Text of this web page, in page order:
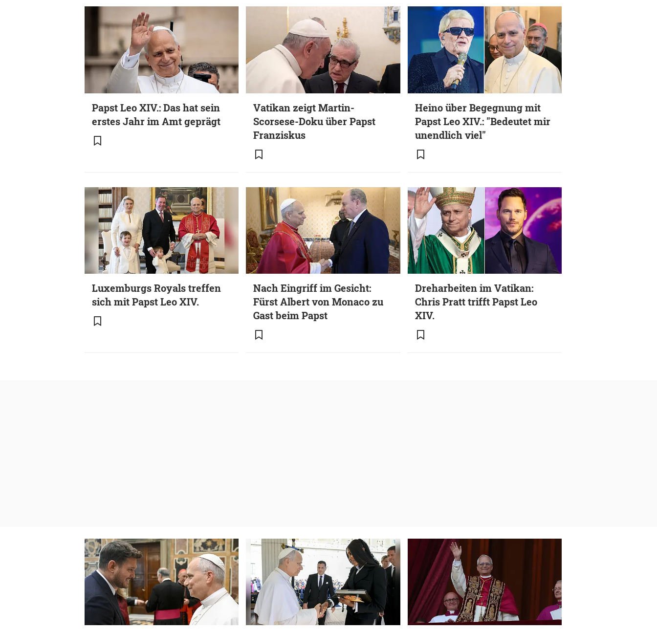
Papst Leo XIV.: Das hat sein
erstes Jahr im Amt geprägt
Vatikan zeigt Martin-
Scorsese-Doku über Papst
Franziskus
Heino über Begegnung mit
Papst Leo XIV.: "Bedeutet mir
unendlich viel"
Luxemburgs Royals treffen
sich mit Papst Leo XIV.
Nach Eingriff im Gesicht:
Fürst Albert von Monaco zu
Gast beim Papst
Dreharbeiten im Vatikan:
Chris Pratt trifft Papst Leo
XIV.